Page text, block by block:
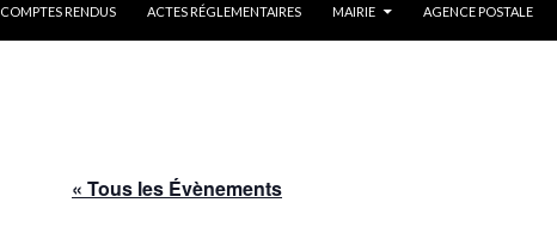
COMPTES RENDUS ACTES RÉGLEMENTAIRES MAIRIE AGENCE POSTALE
« Tous les Évènements